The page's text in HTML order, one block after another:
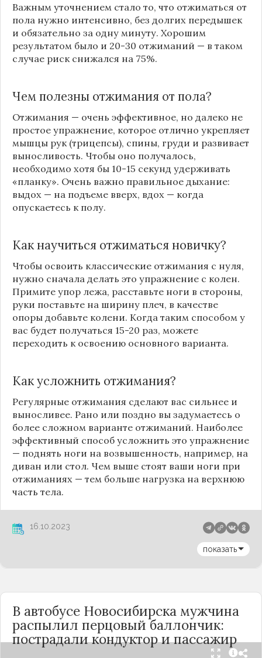
Важным уточнением стало то, что отжиматься от
пола нужно интенсивно, без долгих передышек
и обязательно за одну минуту. Хорошим
результатом было и 20-30 отжиманий — в таком
случае риск снижался на 75%.
Чем полезны отжимания от пола?
Отжимания — очень эффективное, но далеко не
простое упражнение, которое отлично укрепляет
мышцы рук (трицепсы), спины, груди и развивает
выносливость. Чтобы оно получалось,
необходимо хотя бы 10-15 секунд удерживать
«планку». Очень важно правильное дыхание:
выдох — на подъеме вверх, вдох — когда
опускаетесь к полу.
Как научиться отжиматься новичку?
Чтобы освоить классические отжимания с нуля,
нужно сначала делать это упражнение с колен.
Примите упор лежа, расставьте ноги в стороны,
руки поставьте на ширину плеч, в качестве
опоры добавьте колени. Когда таким способом у
вас будет получаться 15-20 раз, можете
переходить к освоению основного варианта.
Как усложнить отжимания?
Регулярные отжимания сделают вас сильнее и
выносливее. Рано или поздно вы задумаетесь о
более сложном варианте отжиманий. Наиболее
эффективный способ усложнить это упражнение
— поднять ноги на возвышенность, например, на
диван или стол. Чем выше стоят ваши ноги при
отжиманиях — тем больше нагрузка на верхнюю
часть тела.
16.10.2023
показать
В автобусе Новосибирска мужчина
распылил перцовый баллончик:
пострадали кондуктор и пассажир